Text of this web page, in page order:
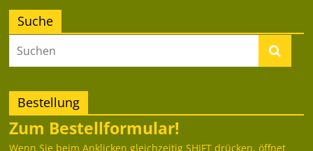
Suche
Bestellung
Zum Bestellformular!
Wenn Sie beim Anklicken gleichzeitig SHIFT drücken, öffnet